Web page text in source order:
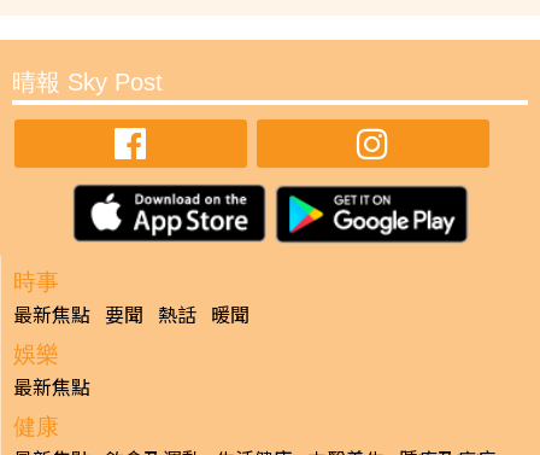
晴報 Sky Post
時事
最新焦點 要聞 熱話 暖聞
娛樂
最新焦點
健康